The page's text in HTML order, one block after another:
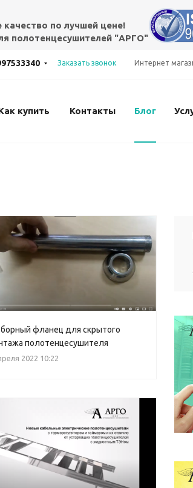
по лучшей цене!
полотенцесушителей "АРГО"
Интернет
Заказать звонок
купить Контакты Блог
фланец для скрытого
полотенцесушителя
2022 10:22